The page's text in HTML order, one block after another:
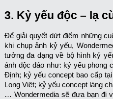
3. Kỷ yếu độc – lạ
Để giải quyết dứt điểm những
khi chụp ảnh kỷ yếu,
tưởng đa dạng về bộ hình kỷ
ảnh độc đáo như: kỷ yếu phong
Định; kỷ yếu concept bao cấp
Long Việt; kỷ yếu concept làng
… Wondermedia sẽ đưa bạn đi